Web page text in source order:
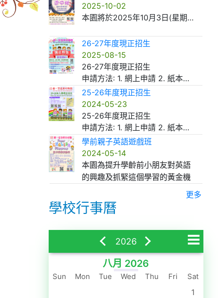
2025-10-02
本園將於2025年10月3日(星期五)於黎淑英廣場舉行
26-27年度現正招生
2025-08-15
26-27年度現正招生
申請方法: 1. 網上申請 2. 紙本申請表
25-26年度現正招生
2024-05-23
25-26年度現正招生
申請方法: 1. 網上申請 2. 紙本申請表
學前親子英語遊戲班
2024-05-14
本園為提升學齡前小朋友對英語
的興趣及抓緊這個學習的黃金機
會，特意提供學前免費英語親子
遊戲班。
A組: 6月5日、6月12日、6月19日、6月26
組: 6月3日、6月11日、6月17日、6月24日、7月10日
地
點: 善一堂逸東幼稚園 (逸東邨二期商場一字樓)
費用: 全免
1. 將於24-25年度入讀本園的小朋友 (優
更多
學校行事曆
2026
二月
八月 2026
Sun Mon Tue Wed Thu Fri Sat
1